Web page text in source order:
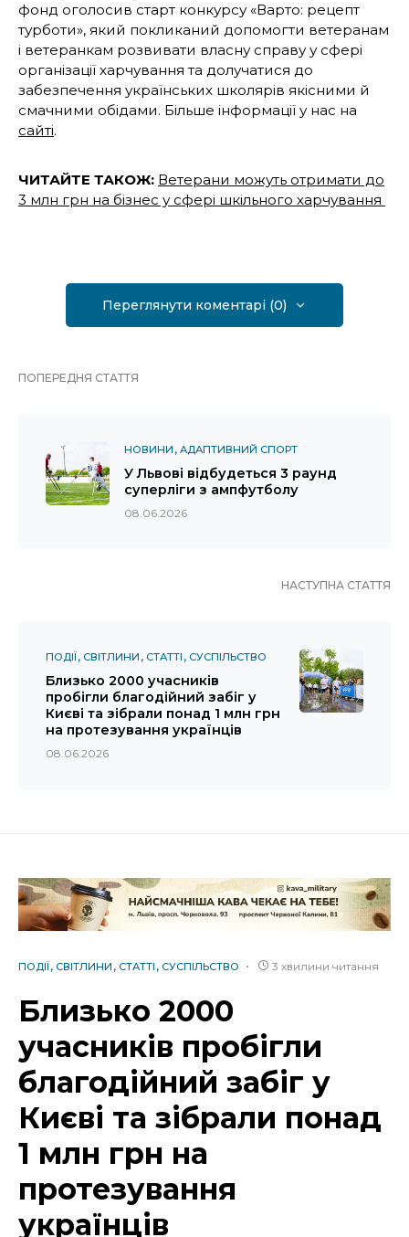
фонд оголосив старт конкурсу «Варто: рецепт
турботи», який покликаний допомогти ветеранам
і ветеранкам розвивати власну справу у сфері
організації харчування та долучатися до
забезпечення українських школярів якісними й
смачними обідами. Більше інформації у нас на
сайті.
ЧИТАЙТЕ ТАКОЖ: Ветерани можуть отримати до
3 млн грн на бізнес у сфері шкільного харчування
Переглянути коментарі (0)
ПОПЕРЕДНЯ СТАТТЯ
НОВИНИ АДАПТИВНИЙ СПОРТ
У Львові відбудеться 3 раунд
суперліги з ампфутболу
08.06.2026
НАСТУПНА СТАТТЯ
ПОДІЇ СВІТЛИНИ СТАТТІ СУСПІЛЬСТВО
Близько 2000 учасників
пробігли благодійний забіг у
Києві та зібрали понад 1 млн грн
на протезування українців
08.06.2026
ПОДІЇ СВІТЛИНИ СТАТТІ СУСПІЛЬСТВО 3 хвилини читання
Близько 2000
учасників пробігли
благодійний забіг у
Києві та зібрали понад
1 млн грн на
протезування
українців